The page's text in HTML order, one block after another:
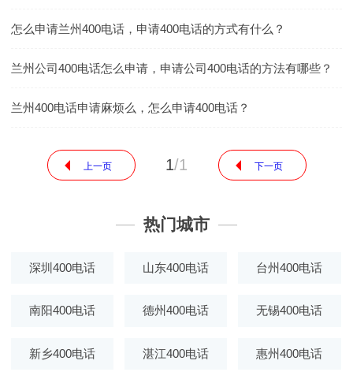
怎么申请兰州400电话，申请400电话的方式有什么？
兰州公司400电话怎么申请，申请公司400电话的方法有哪些？
兰州400电话申请麻烦么，怎么申请400电话？
上一页 1/1 下一页
热门城市
深圳400电话 山东400电话 台州400电话
南阳400电话 德州400电话 无锡400电话
新乡400电话 湛江400电话 惠州400电话